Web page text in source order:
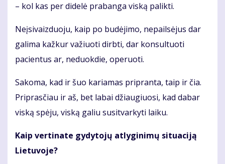
– kol kas per didelė prabanga viską palikti.
Neįsivaizduoju, kaip po budėjimo, nepailsėjus dar
galima kažkur važiuoti dirbti, dar konsultuoti
pacientus ar, neduokdie, operuoti.
Sakoma, kad ir šuo kariamas pripranta, taip ir čia.
Priprasčiau ir aš, bet labai džiaugiuosi, kad dabar
viską spėju, viską galiu susitvarkyti laiku.
Kaip vertinate gydytojų atlyginimų situaciją
Lietuvoje?